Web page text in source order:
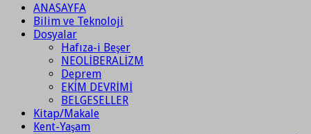
ANASAYFA
Bilim ve Teknoloji
Dosyalar
Hafıza-i Beşer
NEOLİBERALİZM
Deprem
EKİM DEVRİMİ
BELGESELLER
Kitap/Makale
Kent-Yaşam